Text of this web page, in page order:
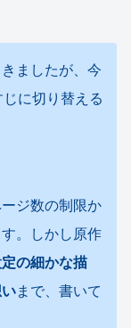
ましたが、今
に切り替える
ジ数の制限か
。しかし原作
の細かな描
まで、書いて